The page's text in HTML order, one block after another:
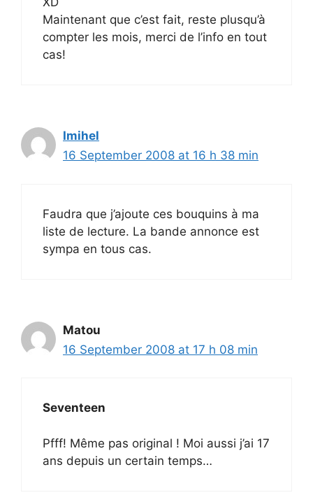
Maintenant que c’est fait, reste plusqu’à
compter les mois, merci de l’info en tout
cas!
Imihel
16 September 2008 at 16 h 38 min
Faudra que j’ajoute ces bouquins à ma
liste de lecture. La bande annonce est
sympa en tous cas.
Matou
16 September 2008 at 17 h 08 min
Seventeen
Pfff! Même pas original ! Moi aussi j’ai 17
ans depuis un certain temps…